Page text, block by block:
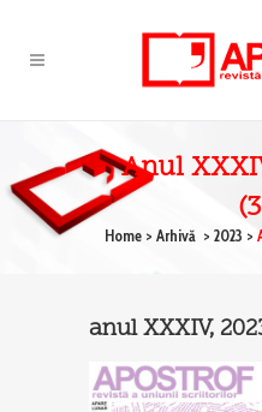
Anul
Home > Arhivă > 2023 >
anul XXXIV,